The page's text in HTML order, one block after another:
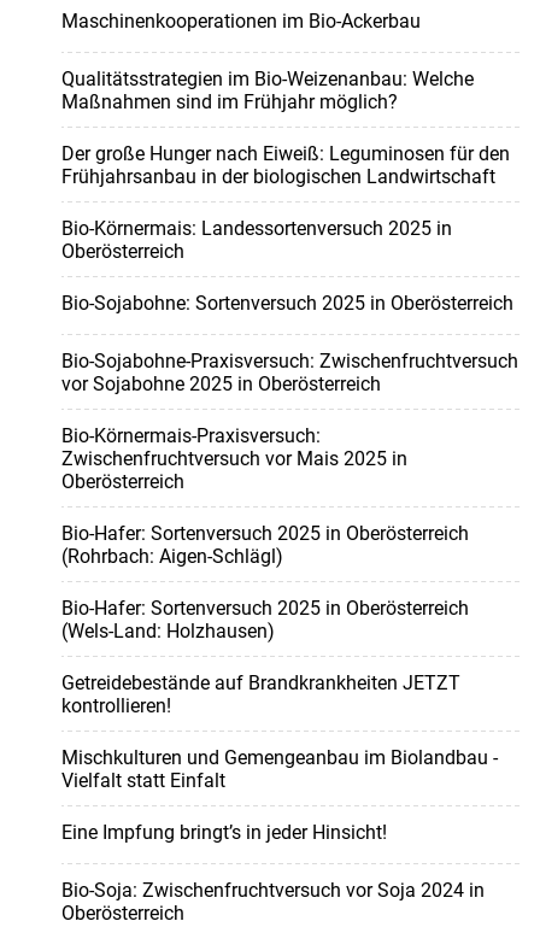
Maschinenkooperationen im Bio-Ackerbau
Qualitätsstrategien im Bio-Weizenanbau: Welche
Maßnahmen sind im Frühjahr möglich?
Der große Hunger nach Eiweiß: Leguminosen für den
Frühjahrsanbau in der biologischen Landwirtschaft
Bio-Körnermais: Landessortenversuch 2025 in
Oberösterreich
Bio-Sojabohne: Sortenversuch 2025 in Oberösterreich
Bio-Sojabohne-Praxisversuch: Zwischenfruchtversuch
vor Sojabohne 2025 in Oberösterreich
Bio-Körnermais-Praxisversuch:
Zwischenfruchtversuch vor Mais 2025 in
Oberösterreich
Bio-Hafer: Sortenversuch 2025 in Oberösterreich
(Rohrbach: Aigen-Schlägl)
Bio-Hafer: Sortenversuch 2025 in Oberösterreich
(Wels-Land: Holzhausen)
Getreidebestände auf Brandkrankheiten JETZT
kontrollieren!
Mischkulturen und Gemengeanbau im Biolandbau -
Vielfalt statt Einfalt
Eine Impfung bringt’s in jeder Hinsicht!
Bio-Soja: Zwischenfruchtversuch vor Soja 2024 in
Oberösterreich